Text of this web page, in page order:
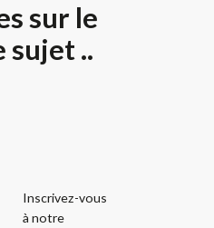
sur le
sujet ..
Inscrivez-vous
à notre